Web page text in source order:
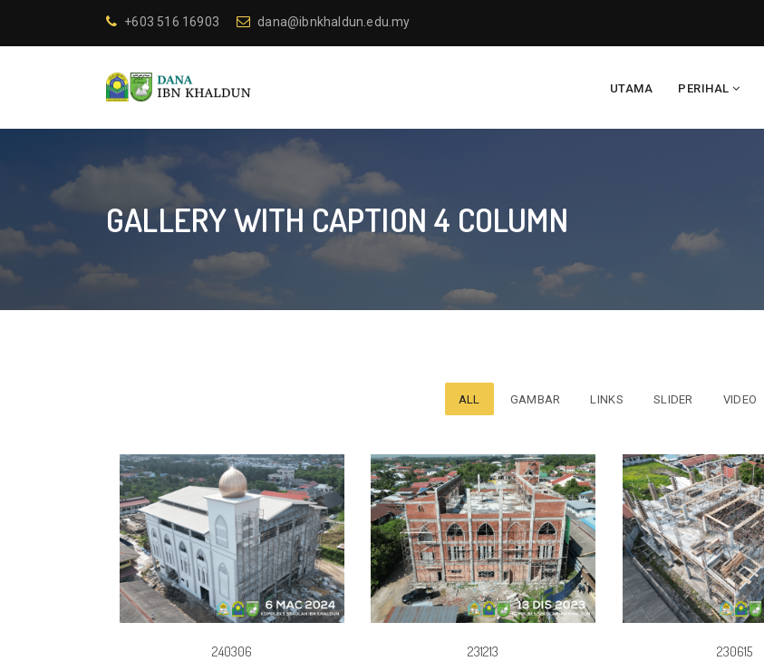
+603 516 16903 dana@ibnkhaldun.edu.my
UTAMA PERIHAL
GALLERY WITH CAPTION 4 COLUMN
ALL GAMBAR LINKS SLIDER VIDEO
240306 231213 230615